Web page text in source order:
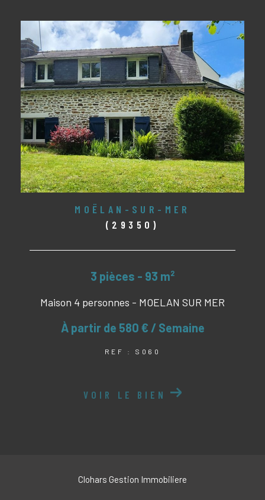
MOËLAN-SUR-MER
(29350)
3 pièces - 93 m²
Maison 4 personnes - MOELAN SUR MER
À partir de 580 € / Semaine
REF : S060
VOIR LE BIEN
Clohars Gestion Immobiliere